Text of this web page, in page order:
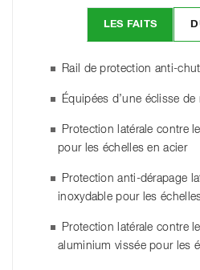
LES FAITS
Rail de protection anti-
Équipées d’une éclisse
Protection latérale contre
pour les échelles en acier
Protection anti-dérapage
inoxydable pour les
Protection latérale contre
aluminium vissée pour les